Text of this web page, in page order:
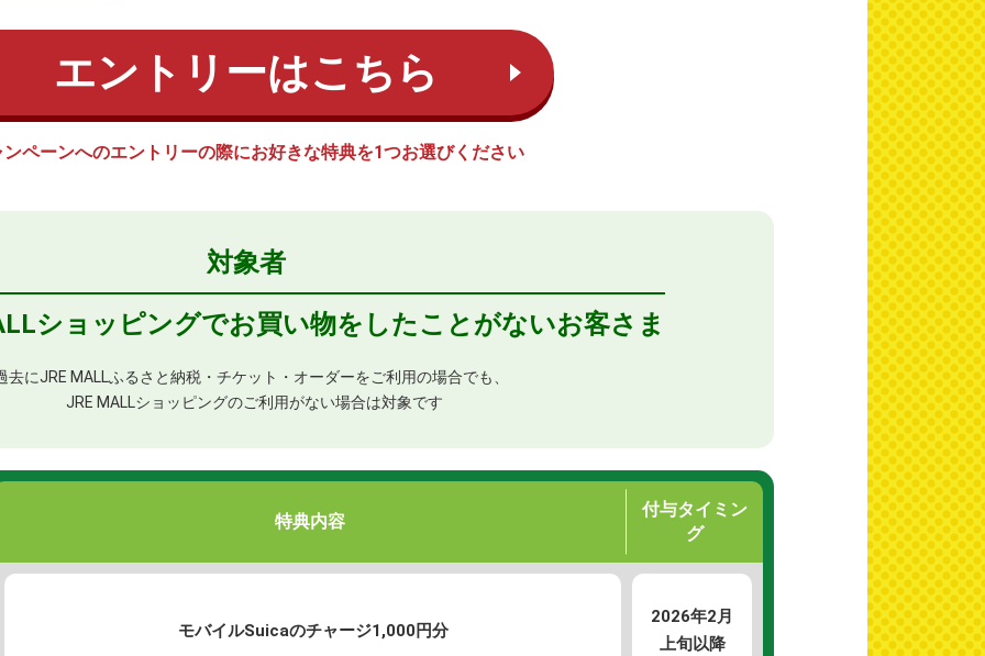
エントリーはこちら
ペーンへのエントリーの際にお好きな特典を1つお選びください
対象者
ショッピングでお買い物をしたことがないお客さま
去にJRE MALLふるさと納税・ チケット・オーダーをご利用の場合でも、
JRE MALLショッピングのご利用がない場合は対象です
特典内容
付与タイミン
グ
モバイルSuicaのチャージ1,000円分
2026年2月
上旬以降